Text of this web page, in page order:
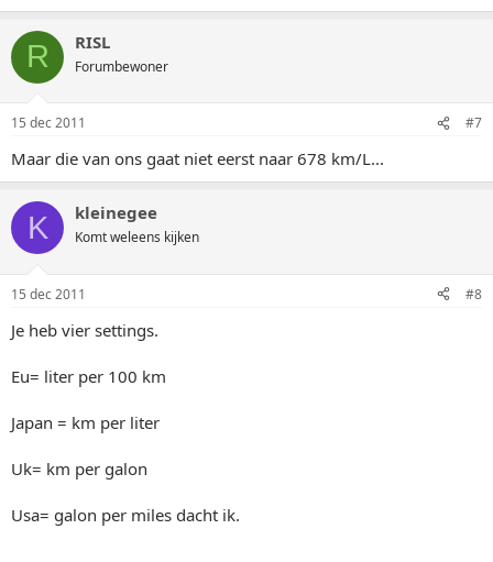
R RISL
Forumbewoner
15 dec 2011 #7
Maar die van ons gaat niet eerst naar 678 km/L...
K kleinegee
Komt weleens kijken
15 dec 2011 #8
Je heb vier settings.
Eu= liter per 100 km
Japan = km per liter
Uk= km per galon
Usa= galon per miles dacht ik.